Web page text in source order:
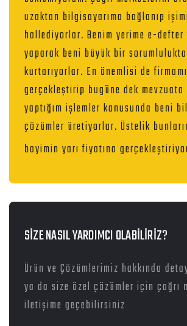
uzaktan bilgisayarıma bağlanıp
hallediyorlar. Benim yerime e-
yaparak beni büyük bir
kurtarıyorlar. En önemlisi de
gerçekleştirip bugüne dek mevzuata
yaptığım işlemler konusunda beni
çözümler üretiyorlar. Üstelik
bayimin yarı fiyatına
SİZE NASIL YARDIMCI OLABİLİRİZ?
Ürün ve Çözümlerimiz hakkında
ya da size özel çözümler için çağrı
iletişime geçebilirsiniz